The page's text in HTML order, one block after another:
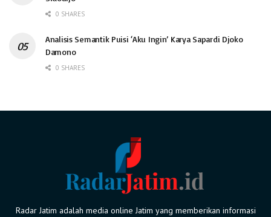
0 SHARES
Analisis Semantik Puisi ‘Aku Ingin’ Karya Sapardi Djoko
Damono
0 SHARES
Radar Jatim adalah media online Jatim yang memberikan informasi